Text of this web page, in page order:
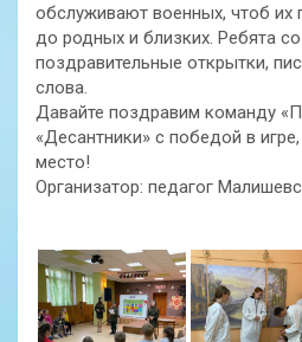
обслуживают военных, чтоб их
до родных и близких. Ребята
поздравительные открытки,
слова.
Давайте поздравим команду
«Десантники» с победой в
место!
Организатор: педагог